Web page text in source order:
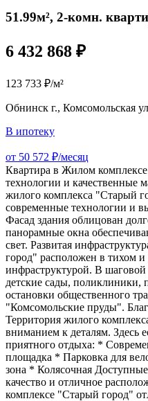
51.99м², 2-комн.
6 432 868 ₽
123 733 ₽/м²
Обнинск г., Комсомольская
В ипотеку
от 50 572 ₽/месяц
Квартира в Жилом
технологии и качественные
жилого комплекса "Старый
современные технологии и
Фасад здания облицован
панорамные окна
свет. Развитая
город" расположен в тихом
инфраструктурой. В
детские сады, поликлиники,
остановки общественного
"Комсомольские пруды".
Территория жилого
вниманием к деталям. Здесь
приятного отдыха: *
площадка * Парковка для
зона * Колясочная
качество и отличное
комплексе "Старый город"